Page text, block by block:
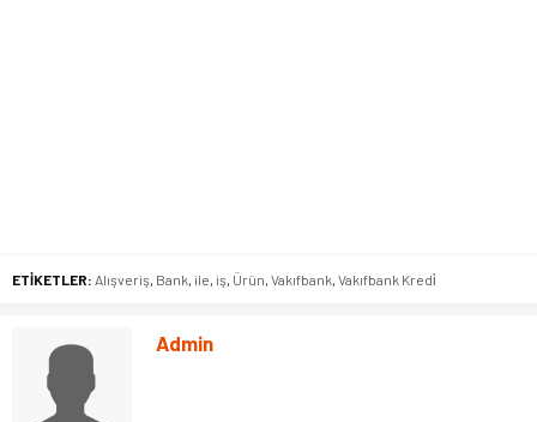
ETİKETLER: Alışveriş Bank ile iş Ürün Vakıfbank Vakıfbank Kredi̇
Admin